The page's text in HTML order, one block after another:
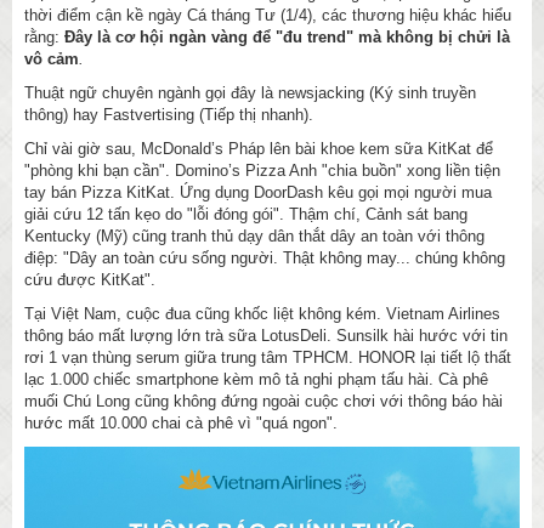
thời điểm cận kề ngày Cá tháng Tư (1/4), các thương hiệu khác hiểu
rằng: Đây là cơ hội ngàn vàng để "đu trend" mà không bị chửi là
vô cảm.
Thuật ngữ chuyên ngành gọi đây là newsjacking (Ký sinh truyền
thông) hay Fastvertising (Tiếp thị nhanh).
Chỉ vài giờ sau, McDonald’s Pháp lên bài khoe kem sữa KitKat để
"phòng khi bạn cần". Domino’s Pizza Anh "chia buồn" xong liền tiện
tay bán Pizza KitKat. Ứng dụng DoorDash kêu gọi mọi người mua
giải cứu 12 tấn kẹo do "lỗi đóng gói". Thậm chí, Cảnh sát bang
Kentucky (Mỹ) cũng tranh thủ dạy dân thắt dây an toàn với thông
điệp: "Dây an toàn cứu sống người. Thật không may... chúng không
cứu được KitKat".
Tại Việt Nam, cuộc đua cũng khốc liệt không kém. Vietnam Airlines
thông báo mất lượng lớn trà sữa LotusDeli. Sunsilk hài hước với tin
rơi 1 vạn thùng serum giữa trung tâm TPHCM. HONOR lại tiết lộ thất
lạc 1.000 chiếc smartphone kèm mô tả nghi phạm tấu hài. Cà phê
muối Chú Long cũng không đứng ngoài cuộc chơi với thông báo hài
hước mất 10.000 chai cà phê vì "quá ngon".